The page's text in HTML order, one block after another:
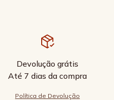
Devolução grátis
Até 7 dias da compra
Política de Devolução